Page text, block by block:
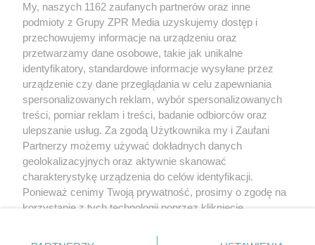
Żaden utwór zamieszczony w serwisie nie może być powielany i
rozpowszechniany lub dalej rozpowszechniany w jakikolwiek sposób (w
tym także elektroniczny lub mechaniczny) na jakimkolwiek polu
eksploatacji w jakiejkolwiek formie, włącznie z umieszczaniem w Internecie
bez pisemnej zgody właściciela praw. Jakiekolwiek użycie lub
wykorzystanie utworów w całości lub w części z naruszeniem prawa, tzn.
bez właściwej zgody, jest zabronione pod groźbą kary i może być ścigane
prawnie.
O nas
My, naszych 1162 zaufanych partnerów oraz inne
podmioty z Grupy ZPR Media uzyskujemy dostęp i
przechowujemy informacje na urządzeniu oraz
przetwarzamy dane osobowe, takie jak unikalne
identyfikatory, standardowe informacje wysyłane przez
urządzenie czy dane przeglądania w celu zapewniania
spersonalizowanych reklam, wybór spersonalizowanych
treści, pomiar reklam i treści, badanie odbiorców oraz
ulepszanie usług. Za zgodą Użytkownika my i Zaufani
Partnerzy możemy używać dokładnych danych
geolokalizacyjnych oraz aktywnie skanować
charakterystykę urządzenia do celów identyfikacji.
Ponieważ cenimy Twoją prywatność, prosimy o zgodę na
korzystanie z tych technologii poprzez kliknięcie
zmienić/wycofać klikając przycisk ustawień prywatności